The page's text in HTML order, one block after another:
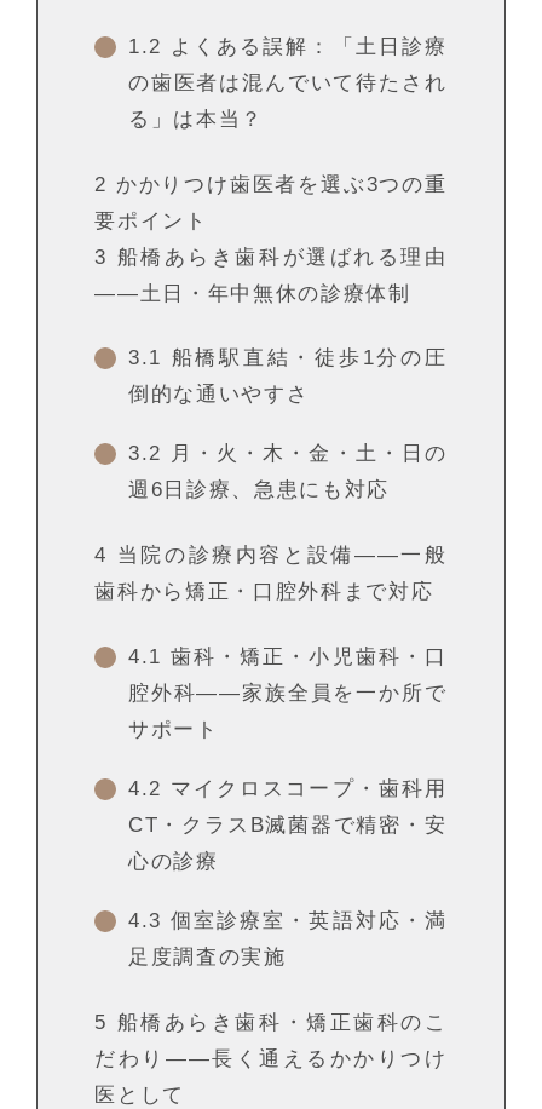
1.2 よくある誤解：「土日診療
の歯医者は混んでいて待たされ
る」は本当？
2 かかりつけ歯医者を選ぶ3つの重
要ポイント
3 船橋あらき歯科が選ばれる理由
——土日・年中無休の診療体制
3.1 船橋駅直結・徒歩1分の圧
倒的な通いやすさ
3.2 月・火・木・金・土・日の
週6日診療、急患にも対応
4 当院の診療内容と設備——一般
歯科から矯正・口腔外科まで対応
4.1 歯科・矯正・小児歯科・口
腔外科——家族全員を一か所で
サポート
4.2 マイクロスコープ・歯科用
CT・クラスB滅菌器で精密・安
心の診療
4.3 個室診療室・英語対応・満
足度調査の実施
5 船橋あらき歯科・矯正歯科のこ
だわり——長く通えるかかりつけ
医として